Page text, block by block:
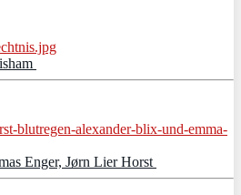
Enger, Jørn Lier Horst